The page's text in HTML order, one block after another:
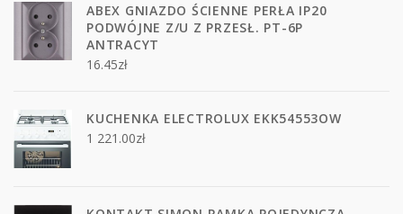
ABEX GNIAZDO ŚCIENNE PERŁA IP20
PODWÓJNE Z/U Z PRZESŁ. PT-6P
ANTRACYT
16.45zł
KUCHENKA ELECTROLUX EKK54553OW
1 221.00zł